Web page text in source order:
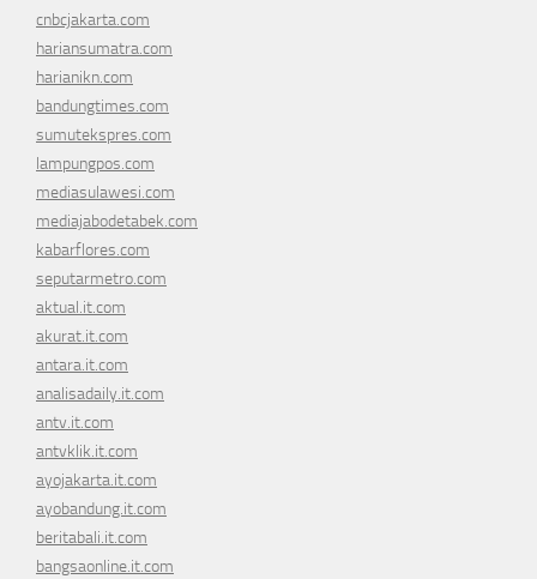
cnbcjakarta.com
hariansumatra.com
harianikn.com
bandungtimes.com
sumutekspres.com
lampungpos.com
mediasulawesi.com
mediajabodetabek.com
kabarflores.com
seputarmetro.com
aktual.it.com
akurat.it.com
antara.it.com
analisadaily.it.com
antv.it.com
antvklik.it.com
ayojakarta.it.com
ayobandung.it.com
beritabali.it.com
bangsaonline.it.com